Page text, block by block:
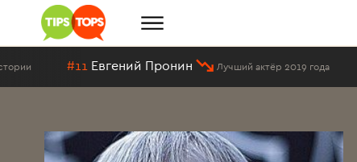
Евгений Пронин Лучший актёр 2019 года